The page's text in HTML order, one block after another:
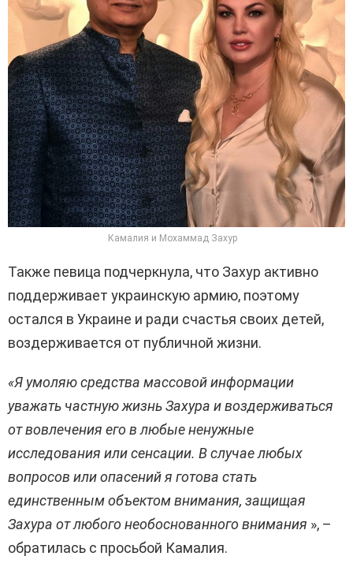
Камалия и Мохаммад Захур
Также певица подчеркнула, что Захур активно
поддерживает украинскую армию, поэтому
остался в Украине и ради счастья своих детей,
воздерживается от публичной жизни.
«Я умоляю средства массовой информации
уважать частную жизнь Захура и воздерживаться
от вовлечения его в любые ненужные
исследования или сенсации. В случае любых
вопросов или опасений я готова стать
единственным объектом внимания, защищая
Захура от любого необоснованного внимания », –
обратилась с просьбой Камалия.